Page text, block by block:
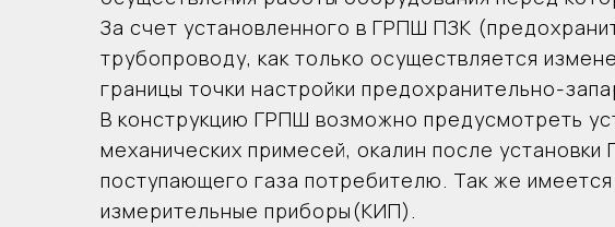
имеется возможность запроектировать в конструкцию
В состав КИПа для ГРПШ входят манометры и
возможность четко контролировать все изменяя
Модификации:
-с одной линией редуцирования с байпасом
-с двумя линиями редуцирования
- утепленного исполнения
- с газовым и электрическим обогревом.
За счет установленного в ГРПШ ПЗК
трубопроводу, как только осуществляется
границы точки настройки предохранительно-
В конструкцию ГРПШ возможно предусмотреть
механических примесей, окалин после
поступающего газа потребителю. Так же
измерительные приборы(КИП).